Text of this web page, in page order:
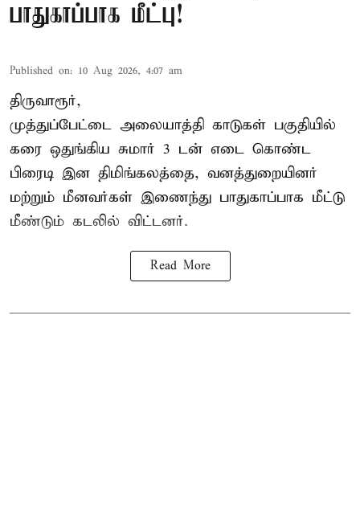
பாதுகாப்பாக மீட்பு!
Published on: 10 Aug 2026, 4:07 am
திருவாரூர்,
முத்துப்பேட்டை அலையாத்தி காடுகள் பகுதியில்
கரை ஒதுங்கிய சுமார் 3 டன் எடை கொண்ட
பிரைடி இன திமிங்கலத்தை, வனத்துறையினர்
மற்றும் மீனவர்கள் இணைந்து பாதுகாப்பாக மீட்டு
மீண்டும் கடலில் விட்டனர்.
Read More